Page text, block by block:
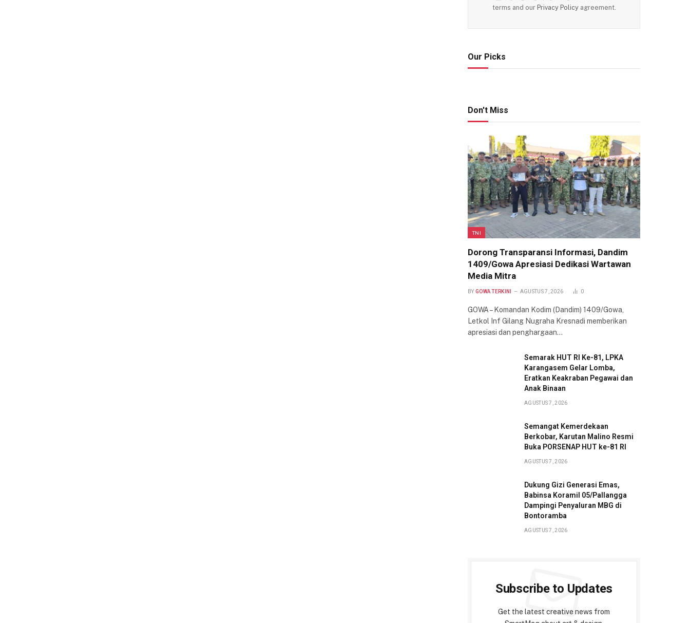
terms and our Privacy Policyagreement.
Our Picks
Don't Miss
TNI
Dorong Transparansi Informasi, Dandim
1409/Gowa Apresiasi Dedikasi Wartawan
Media Mitra
BY GOWA TERKINI AGUSTUS 7, 2026 0
GOWA – Komandan Kodim (Dandim) 1409/Gowa,
Letkol Inf Gilang Nugraha Kresnadi memberikan
apresiasi dan penghargaan…
Semarak HUT RI Ke-81, LPKA
Karangasem Gelar Lomba,
Eratkan Keakraban Pegawai dan
Anak Binaan
AGUSTUS 7, 2026
Semangat Kemerdekaan
Berkobar, Karutan Malino Resmi
Buka PORSENAP HUT ke-81 RI
AGUSTUS 7, 2026
Dukung Gizi Generasi Emas,
Babinsa Koramil 05/Pallangga
Dampingi Penyaluran MBG di
Bontoramba
AGUSTUS 7, 2026
Subscribe to Updates
Get the latest creative news from